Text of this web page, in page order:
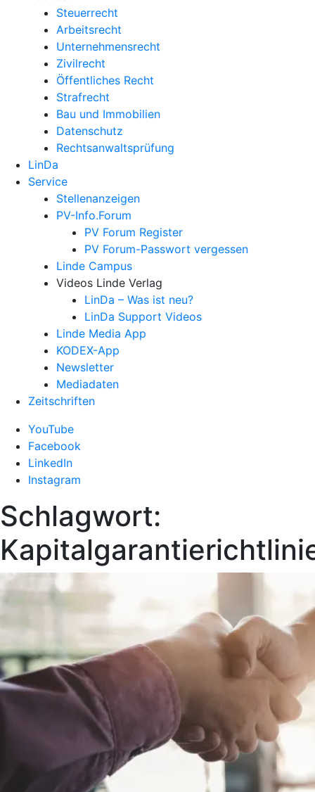
Steuerrecht
Arbeitsrecht
Unternehmens­recht
Zivilrecht
Öffentliches Recht
Strafrecht
Bau und Immobilien
Datenschutz
Rechtsanwalts­prüfung
LinDa
Service
Stellenanzeigen
PV-Info.Forum
PV Forum Register
PV Forum-Passwort vergessen
Linde Campus
Videos Linde Verlag
LinDa – Was ist neu?
LinDa Support Videos
Linde Media App
KODEX-App
Newsletter
Mediadaten
Zeitschriften
YouTube
Facebook
LinkedIn
Instagram
Schlagwort: